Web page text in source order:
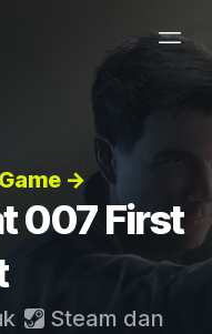
→
007 First
Steam dan